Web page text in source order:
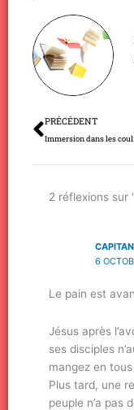
Précédent
PRÉCÉDENT
Immersion dans les
2 réflexions sur
CAPITAN
6
Le pain est
Jésus après
ses disciples
mangez en
Plus tard, une
peuple n’a pas